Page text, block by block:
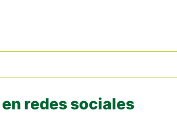
redes sociales